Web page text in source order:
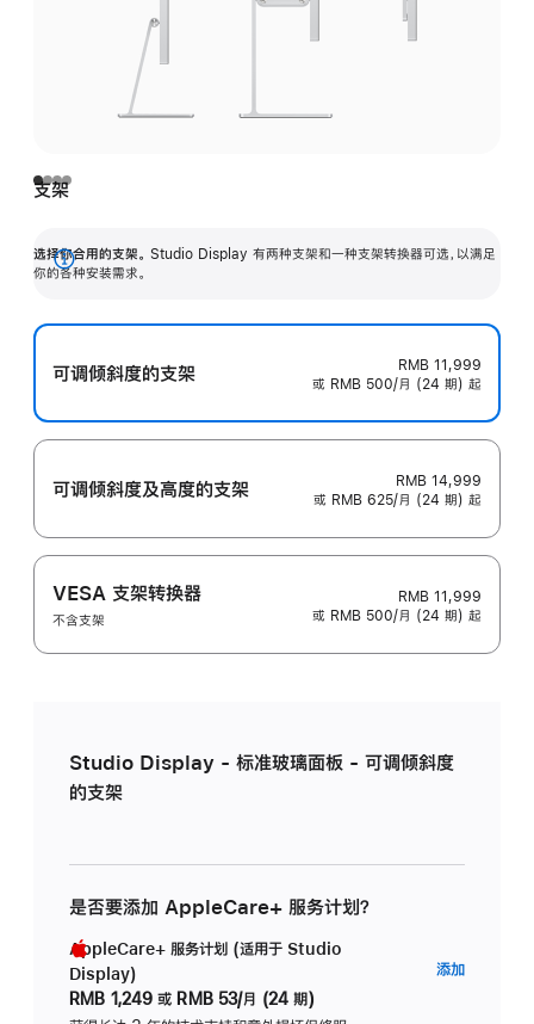
支架
选择你合用的支架。 Studio Display 有两种支架和一种支架转换器可选，以满足
你的各种安装需求。
展
可调倾斜度的支架
RMB 11,999
或 RMB 500/月 (24 期) 起
可调倾斜度及高‍度的支‍架
RMB 14,999
或 RMB 625/月 (24 期) 起
VESA 支架转换器
不含支架
RMB 11,999
或 RMB 500/月 (24 期) 起
Studio Display - 标准玻璃面板 - 可调倾斜度
的支架
是否要添加 AppleCare+ 服务计划？
AppleCare+ 服务计划 (适用于 Studio
Display)
RMB 1,249 或 RMB 53/月 (24 期)
添加